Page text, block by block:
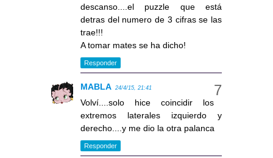
descanso....el puzzle que está
detras del numero de 3 cifras se las
trae!!!
A tomar mates se ha dicho!
Responder
MABLA 24/4/15, 21:41
Volví....solo hice coincidir los
extremos laterales izquierdo y
derecho....y me dio la otra palanca
Responder